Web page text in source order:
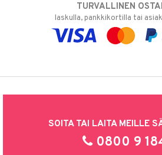
TURVALLINEN
laskulla, pankkikortilla tai
SOITA TAI LAITA MEILLE
0800 9